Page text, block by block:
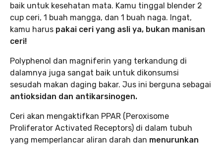
baik untuk kesehatan mata. Kamu tinggal blender 2
cup ceri, 1 buah mangga, dan 1 buah naga. Ingat,
kamu harus pakai ceri yang asli ya, bukan manisan
ceri!
Polyphenol dan magniferin yang terkandung di
dalamnya juga sangat baik untuk dikonsumsi
sesudah makan daging bakar. Jus ini berguna sebagai
antioksidan dan antikarsinogen.
Ceri akan mengaktifkan PPAR (Peroxisome
Proliferator Activated Receptors) di dalam tubuh
yang memperlancar aliran darah dan menurunkan